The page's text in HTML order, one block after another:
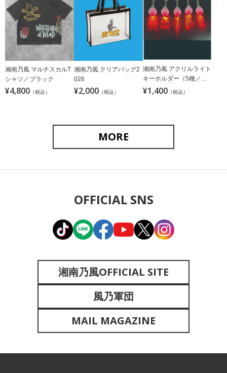
湘南乃風 マルチスカルT
シャツ／ブラック
¥4,800 （税込）
湘南乃風 クリアバッグ2
026
¥2,000 （税込）
湘南乃風 アクリルライト
キーホルダー（5種／ラ
ンダム）
¥1,400 （税込）
MORE
OFFICIAL SNS
湘南乃風OFFICIAL SITE
風乃軍団
MAIL MAGAZINE